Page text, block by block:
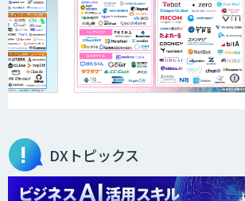
AIR-NEXUS
secondz Agentsense
DXトピックス